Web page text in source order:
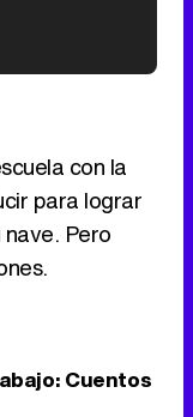
con la
para lograr
Pero
Cuentos